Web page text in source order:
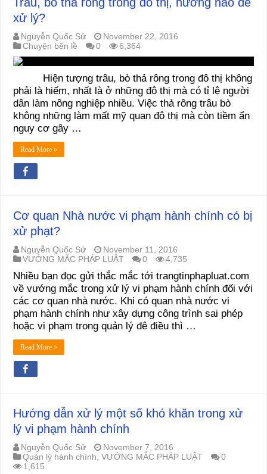
xử lý?
Nguyễn Quốc Sử
November 22, 2016
Chuyện bên lề
0 6,364
Hiện tượng trâu, bò thả rông trong đô thị không
phải là hiếm, nhất là ở những đô thị mà có tỉ lệ người
dân làm nông nghiệp nhiều. Việc thả rông trâu bò
không những làm mất mỹ quan đô thị mà còn tiềm ẩn
nguy cơ gây …
Read More »
Cơ quan Nhà nước vi phạm hành chính có bị
xử phạt?
Nguyễn Quốc Sử
November 11, 2016
VƯỚNG MẮC PHÁP LUẬT
0 4,735
Nhiều bạn đọc gửi thắc mắc tới trangtinphapluat.com
về vướng mắc trong xử lý vi phạm hành chính đối với
các cơ quan nhà nước. Khi có quan nhà nước vi
phạm hành chính như xây dựng công trình sai phép
hoặc vi phạm trong quản lý đê điều thì …
Read More »
Hướng dẫn xử lý một số khó khăn trong xử
lý vi phạm hành chính
Nguyễn Quốc Sử
November 7, 2016
Quản lý hành chính ,VƯỚNG MẮC PHÁP LUẬT
0
1,615